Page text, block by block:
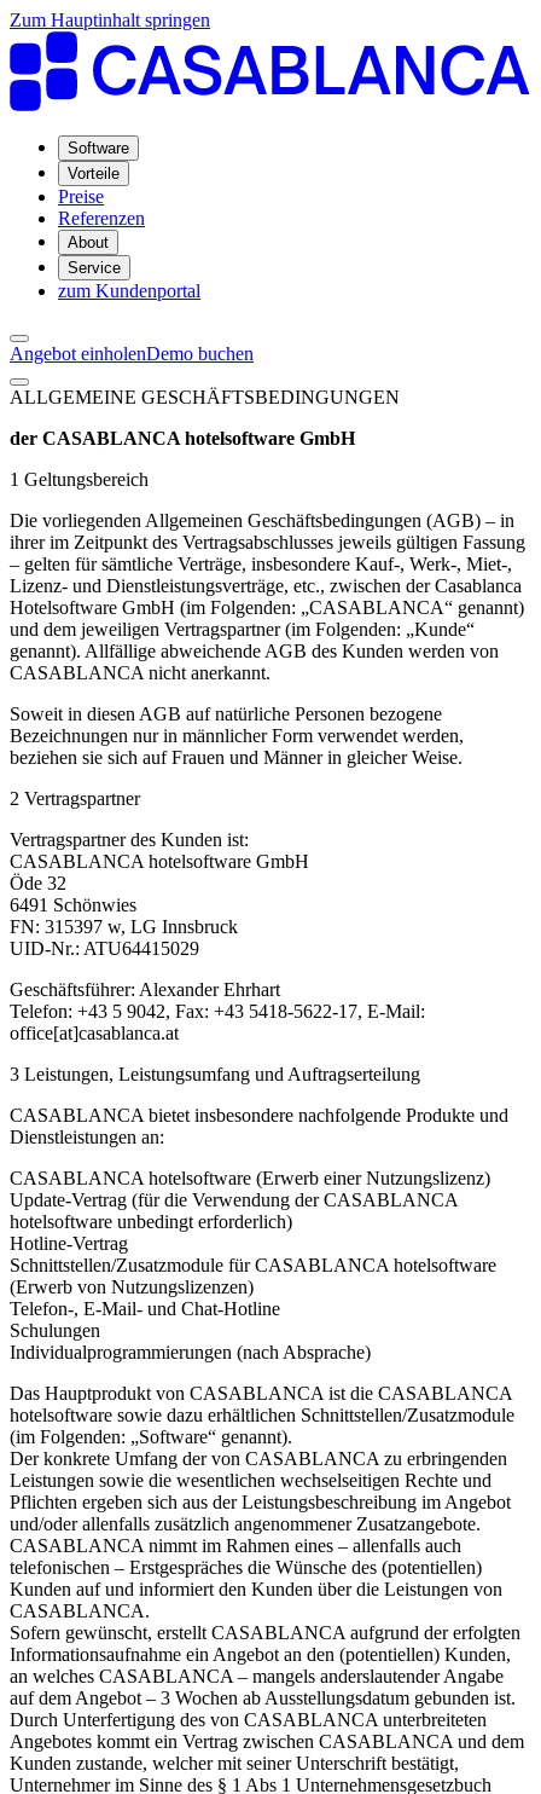
Zum Hauptinhalt springen
Software
Vorteile
Preise
Referenzen
About
Service
zum Kundenportal
Angebot einholenDemo buchen
ALLGEMEINE GESCHÄFTSBEDINGUNGEN
der CASABLANCA hotelsoftware GmbH
1 Geltungsbereich
Die vorliegenden Allgemeinen Geschäftsbedingungen (AGB) – in
ihrer im Zeitpunkt des Vertragsabschlusses jeweils gültigen Fassung
– gelten für sämtliche Verträge, insbesondere Kauf-, Werk-, Miet-,
Lizenz- und Dienstleistungsverträge, etc., zwischen der Casablanca
Hotelsoftware GmbH (im Folgenden: „CASABLANCA“ genannt)
und dem jeweiligen Vertragspartner (im Folgenden: „Kunde“
genannt). Allfällige abweichende AGB des Kunden werden von
CASABLANCA nicht anerkannt.
Soweit in diesen AGB auf natürliche Personen bezogene
Bezeichnungen nur in männlicher Form verwendet werden,
beziehen sie sich auf Frauen und Männer in gleicher Weise.
2 Vertragspartner
Vertragspartner des Kunden ist:
CASABLANCA hotelsoftware GmbH
Öde 32
6491 Schönwies
FN: 315397 w, LG Innsbruck
UID-Nr.: ATU64415029
Geschäftsführer: Alexander Ehrhart
Telefon: +43 5 9042, Fax: +43 5418-5622-17, E-Mail:
office[at]casablanca.at
3 Leistungen, Leistungsumfang und Auftragserteilung
CASABLANCA bietet insbesondere nachfolgende Produkte und
Dienstleistungen an:
CASABLANCA hotelsoftware (Erwerb einer Nutzungslizenz)
Update-Vertrag (für die Verwendung der CASABLANCA
hotelsoftware unbedingt erforderlich)
Hotline-Vertrag
Schnittstellen/Zusatzmodule für CASABLANCA hotelsoftware
(Erwerb von Nutzungslizenzen)
Telefon-, E-Mail- und Chat-Hotline
Schulungen
Individualprogrammierungen (nach Absprache)
Das Hauptprodukt von CASABLANCA ist die CASABLANCA
hotelsoftware sowie dazu erhältlichen Schnittstellen/Zusatzmodule
(im Folgenden: „Software“ genannt).
Der konkrete Umfang der von CASABLANCA zu erbringenden
Leistungen sowie die wesentlichen wechselseitigen Rechte und
Pflichten ergeben sich aus der Leistungsbeschreibung im Angebot
und/oder allenfalls zusätzlich angenommener Zusatzangebote.
CASABLANCA nimmt im Rahmen eines – allenfalls auch
telefonischen – Erstgespräches die Wünsche des (potentiellen)
Kunden auf und informiert den Kunden über die Leistungen von
CASABLANCA.
Sofern gewünscht, erstellt CASABLANCA aufgrund der erfolgten
Informationsaufnahme ein Angebot an den (potentiellen) Kunden,
an welches CASABLANCA – mangels anderslautender Angabe
auf dem Angebot – 3 Wochen ab Ausstellungsdatum gebunden ist.
Durch Unterfertigung des von CASABLANCA unterbreiteten
Angebotes kommt ein Vertrag zwischen CASABLANCA und dem
Kunden zustande, welcher mit seiner Unterschrift bestätigt,
Unternehmer im Sinne des § 1 Abs 1 Unternehmensgesetzbuch